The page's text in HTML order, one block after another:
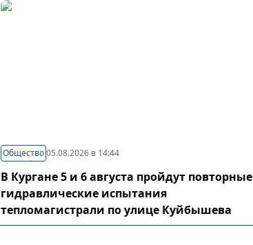
Общество 05.08.2026 в 14:44
В Кургане 5 и 6 августа пройдут повторные
гидравлические испытания
тепломагистрали по улице Куйбышева